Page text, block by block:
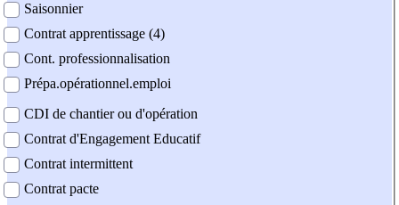
Saisonnier
Contrat apprentissage (4)
Cont. professionnalisation
Prépa.opérationnel.emploi
CDI de chantier ou d'opération
Contrat d'Engagement Educatif
Contrat intermittent
Contrat pacte